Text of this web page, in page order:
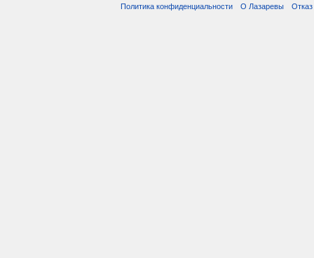
Политика конфиденциальности О Лазаревы Отказ